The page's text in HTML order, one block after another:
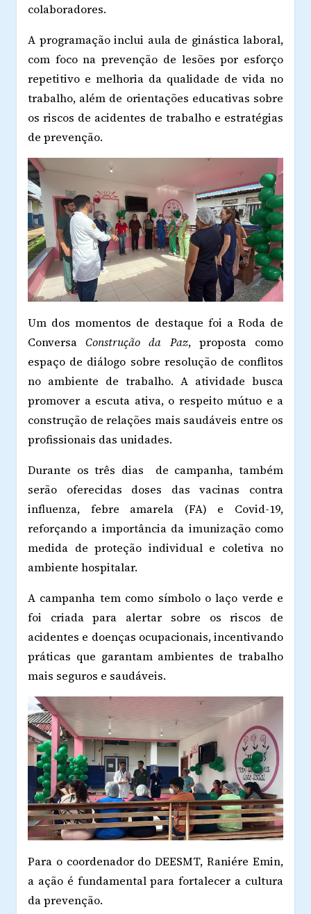
colaboradores.
A programação inclui aula de ginástica laboral,
com foco na prevenção de lesões por esforço
repetitivo e melhoria da qualidade de vida no
trabalho, além de orientações educativas sobre
os riscos de acidentes de trabalho e estratégias
de prevenção.
Um dos momentos de destaque foi a Roda de
ConversaConstrução da Paz, proposta como
espaço de diálogo sobre resolução de conflitos
no ambiente de trabalho. A atividade busca
promover a escuta ativa, o respeito mútuo e a
construção de relações mais saudáveis entre os
profissionais das unidades.
Durante os três dias de campanha, também
serão oferecidas doses das vacinas contra
influenza, febre amarela (FA) e Covid-19,
reforçando a importância da imunização como
medida de proteção individual e coletiva no
ambiente hospitalar.
A campanha tem como símbolo o laço verde e
foi criada para alertar sobre os riscos de
acidentes e doenças ocupacionais, incentivando
práticas que garantam ambientes de trabalho
mais seguros e saudáveis.
Para o coordenador do DEESMT, Raniére Emin,
a ação é fundamental para fortalecer a cultura
da prevenção.